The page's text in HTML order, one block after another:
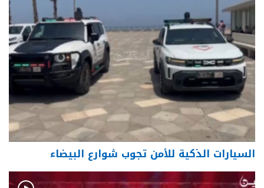
السيارات الذكية للأمن تجوب شوارع البيضاء